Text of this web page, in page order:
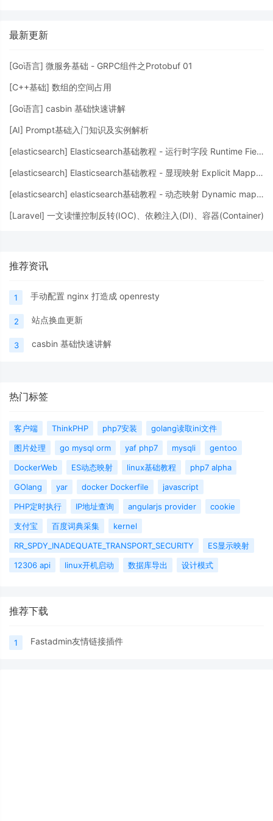
最新更新
[Go语言] 微服务基础 - GRPC组件之Protobuf 01
[C++基础] 数组的空间占用
[Go语言] casbin 基础快速讲解
[AI] Prompt基础入门知识及实例解析
[elasticsearch] Elasticsearch基础教程 - 运行时字段 Runtime Fields
[elasticsearch] Elasticsearch基础教程 - 显现映射 Explicit Mapping
[elasticsearch] elasticsearch基础教程 - 动态映射 Dynamic mapping
[Laravel] 一文读懂控制反转(IOC)、依赖注入(DI)、容器(Container)
推荐资讯
1 手动配置 nginx 打造成 openresty
2 站点换血更新
3 casbin 基础快速讲解
热门标签
客户端 ThinkPHP php7安装
golang读取ini文件
图片处理
go mysql orm yaf php7 mysqli
gentoo
DockerWeb
ES动态映射 linux基础教程
php7 alpha
GOlang
yar docker Dockerfile
javascript
PHP定时执行
IP地址查询 angularjs provider
cookie
支付宝
百度词典采集
kernel
RR_SPDY_INADEQUATE_TRANSPORT_SECURITY
ES显示映射
12306 api
linux开机启动 数据库导出 设计模式
推荐下载
1 Fastadmin友情链接插件